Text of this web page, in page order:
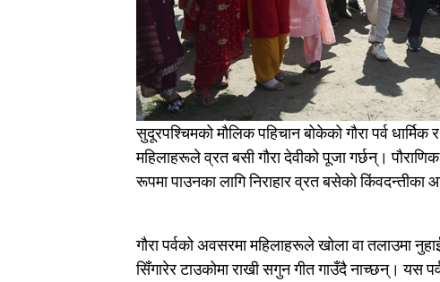
सुदूरपश्चिमको मौलिक पहिचान बोकेको गौरा पर्व
महिलाहरूले व्रत बसी गौरा देवीको पूजा गर्छन्।
रूपमा पाउनका लागि निराहार व्रत बसेको किंवदन्तीका
गौरा पर्वको अवसरमा महिलाहरूले खोला वा तलाउमा
सिँगारेर टाउकोमा राखी सगुन गीत गाउँदै नाच्छन्। यस